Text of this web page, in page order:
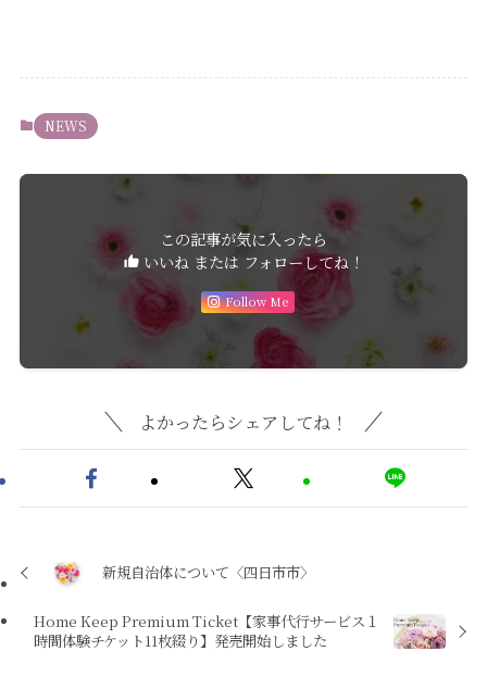
NEWS
この記事が気に入ったら
いいね または フォローしてね！
Follow Me
よかったらシェアしてね！
新規自治体について〈四日市市〉
Home Keep Premium Ticket【家事代行サービス１
時間体験チケット11枚綴り】発売開始しました